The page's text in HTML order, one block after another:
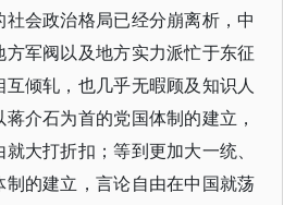
会政治格局已经分崩离析，中
军阀以及地方实力派忙于东征
倾轧，也几乎无暇顾及知识人
介石为首的党国体制的建立，
大打折扣；等到更加大一统、
的建立，言论自由在中国就荡